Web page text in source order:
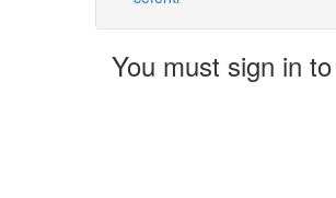
You must sign in